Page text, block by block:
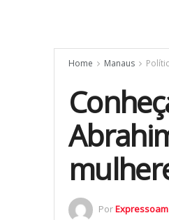
Home Manaus
PorExpressoam